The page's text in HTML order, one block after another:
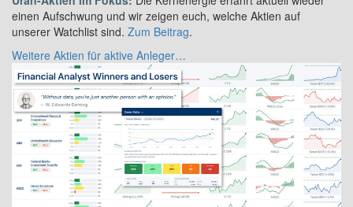
einen Aufschwung und wir zeigen euch, welche Aktien auf
unserer Watchlist sind. Zum Beitrag.
Weitere Aktien für aktive Anleger…